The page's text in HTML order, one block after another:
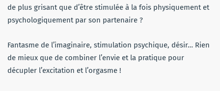
de plus grisant que d’être stimulée à la fois physiquement et
psychologiquement par son partenaire ?
Fantasme de l’imaginaire, stimulation psychique, désir… Rien
de mieux que de combiner l’envie et la pratique pour
décupler l’excitation et l’orgasme !